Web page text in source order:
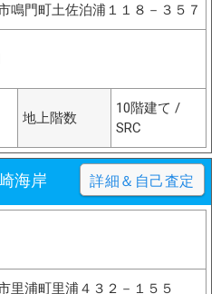
鳴門町土佐泊浦１１８－３５７
地上階数
10階建て /
SRC
海岸 詳細＆自己査定
里浦町里浦４３２－１５５